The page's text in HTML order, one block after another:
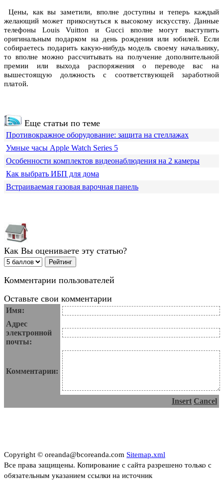
Цены, как вы заметили, вполне доступны и теперь каждый
желающий может прикоснуться к высокому искусству. Данные
телефоны Louis Vuitton и Gucci вполне могут выступить
оригинальным подарком на день рождения или юбилей. Если
собираетесь подарить какую-нибудь модель своему начальнику,
то вполне можно рассчитывать на получение дополнительной
премии или выхода распоряжения о переводе вас на
вышестоящую должность с соответствующей заработной
платой.
Еще статьи по теме
Противокражное оборудование: защита на стеллажах
Умные часы Apple Watch Series 5
Особенности комплектов видеонаблюдения на 2 камеры
Как выбрать ИБП для дома
Встраиваемая газовая варочная панель
Как Вы оцениваете эту статью?
Комментарии пользователей
Оставьте свои комментарии
Имя:
Адрес
электронной
почты:
Комментарии:
Insert Cancel
Copyright © oreanda@bcoreanda.com Sitemap.xml
Все права защищены. Копирование с сайта разрешено только с
обязательным указанием ссылки на источник